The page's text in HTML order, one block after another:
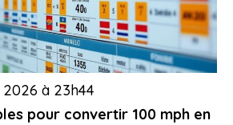
pour convertir 100 mph en
à 23h44